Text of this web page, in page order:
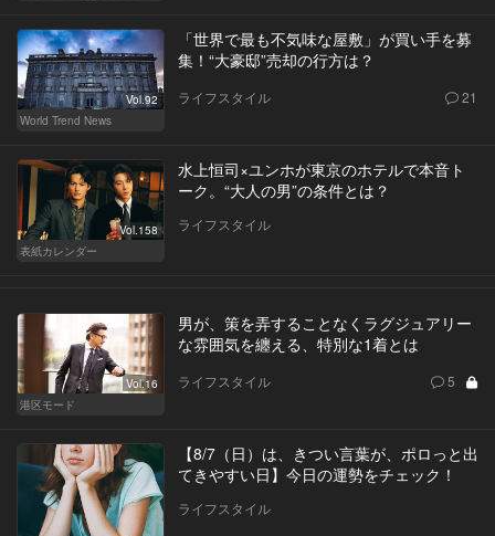
Vol.92
World Trend News
「世界で最も不気味な屋敷」が買い手を募
集！“大豪邸”売却の行方は？
ライフスタイル 21
Vol.158
表紙カレンダー
水上恒司×ユンホが東京のホテルで本音ト
ーク。“大人の男”の条件とは？
ライフスタイル
Vol.16
港区モード
男が、策を弄することなくラグジュアリー
な雰囲気を纏える、特別な1着とは
ライフスタイル 5
【8/7（日）は、きつい言葉が、ポロっと出
てきやすい日】今日の運勢をチェック！
ライフスタイル